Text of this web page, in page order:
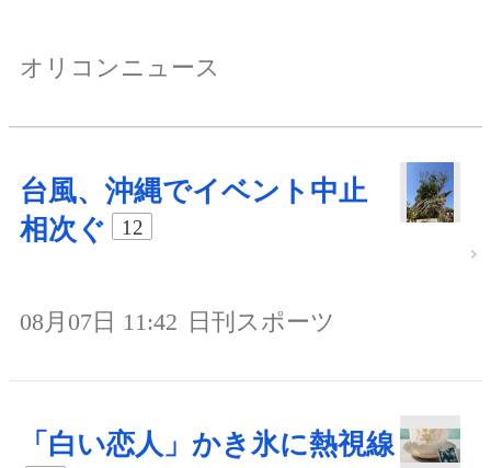
オリコンニュース
台風、沖縄でイベント中止
相次ぐ
12
08月07日 11:42 日刊スポーツ
「白い恋人」かき氷に熱視線